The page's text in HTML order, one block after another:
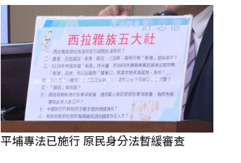
平埔專法已施行 原民身分法暫緩審查